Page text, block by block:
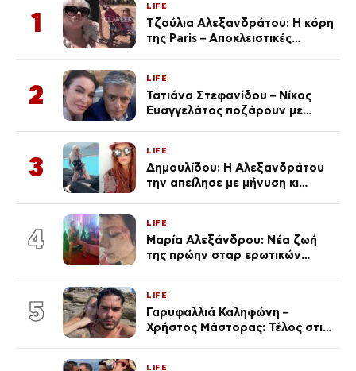
1
LIFE
Τζούλια Αλεξανδράτου: Η κόρη
της Paris – Αποκλειστικές
2
LIFE
Τατιάνα Στεφανίδου – Νίκος
Ευαγγελάτος ποζάρουν με
3
LIFE
Δημουλίδου: Η Αλεξανδράτου
την απείλησε με μήνυση κι
ποια είσαι σοκαρίστικα»
4
LIFE
Μαρία Αλεξάνδρου: Νέα ζωή
της πρώην σταρ ερωτικών
(Φωτογραφίες)
5
LIFE
Γαρυφαλλιά Καληφώνη –
Χρήστος Μάστορας: Τέλος στις
LIFE